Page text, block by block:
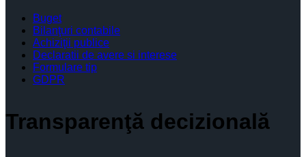
Buget
Bilanţuri contabile
Achiziţii publice
Declaratii de avere si interese
Formulare tip
GDPR
Transparenţă decizională